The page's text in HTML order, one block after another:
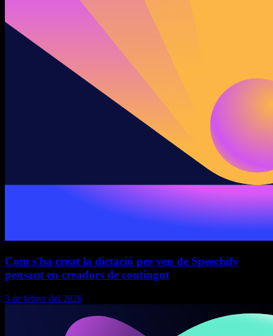
Com s'ha creat la dictació per veu de Speechify
pensant en creadors de contingut
3 de febrer del 2026